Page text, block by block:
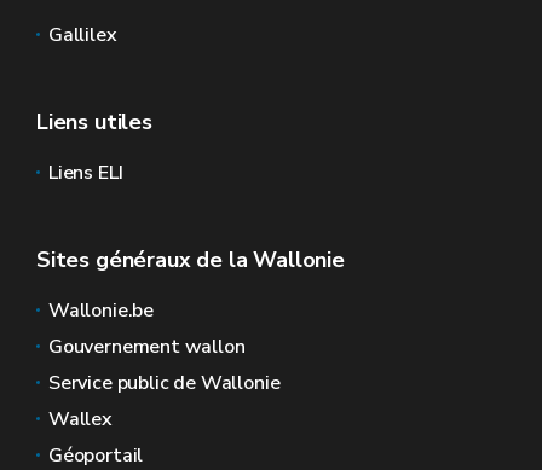
Gallilex
Liens utiles
Liens ELI
Sites généraux de la Wallonie
Wallonie.be
Gouvernement wallon
Service public de Wallonie
Wallex
Géoportail